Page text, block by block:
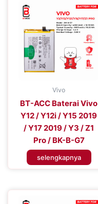
Vivo
BT-ACC Baterai Vivo
Y12 / Y12i / Y15 2019
/ Y17 2019 / Y3 / Z1
Pro / BK-B-G7
selengkapnya